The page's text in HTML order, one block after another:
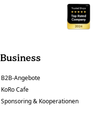
Business
B2B-Angebote
KoRo Cafe
Sponsoring & Kooperationen